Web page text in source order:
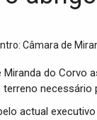
Miranda do Corvo
terreno
actual